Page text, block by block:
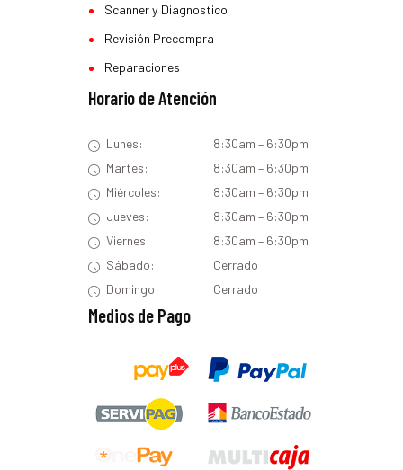
Scanner y Diagnostico
Revisión Precompra
Reparaciones
Horario de Atención
Lunes:
8:30am – 6:30pm
Martes:
8:30am – 6:30pm
Miércoles:
8:30am – 6:30pm
Jueves:
8:30am – 6:30pm
Viernes:
8:30am – 6:30pm
Sábado:
Cerrado
Domingo:
Cerrado
Medios de Pago